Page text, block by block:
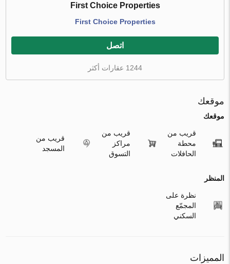
First Choice Properties
First Choice Properties
اتصل
1244 عقارات أكثر
موقعك
موقعك
قريب من
محطة
الحافلات
قريب من
مراكز
التسوق
قريب من
المسجد
المنظر
نظرة على
المجمّع
السكني
المميزات